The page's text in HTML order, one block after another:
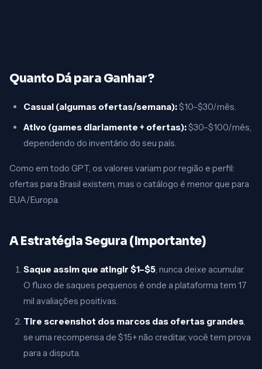
Quanto Dá para Ganhar?
Casual (algumas ofertas/semana):$10–$30/mês.
Ativo (games diariamente + ofertas):$30–$100/mês,
dependendo do inventário do seu país.
Como em todo GPT, os valores variam por região e perfil:
ofertas para Brasil existem, mas o catálogo é menor que para
EUA/Europa.
A Estratégia Segura (Importante)
Saque assim que atingir $1–$5, nunca deixe acumular.
O fluxo de saques pequenos é onde a plataforma tem 17
mil avaliações positivas.
Tire screenshot dos marcos das ofertas grandes,
se uma recompensa de $15+ não creditar, você tem prova
para a disputa.